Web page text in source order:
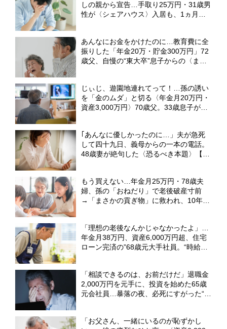
しの親から宣告…手取り25万円・31歳男
性が〈シェアハウス〉入居も、1ヵ月で
あんなにお金をかけたのに…教育費に全
振りした「年金20万・貯金300万円」72
歳父、自慢の“東大卒”息子からの〈まさ
じぃじ、遊園地連れてって！…孫の誘い
を「金のムダ」と切る〈年金月20万円・
資産3,000万円〉70歳父。33歳息子が
｢あんなに優しかったのに…」夫が急死
して四十九日、義母からの一本の電話。
48歳妻が絶句した〈恐るべき本題〉【弁
もう買えない…年金月25万円・78歳夫
婦、孫の「おねだり」で老後破産寸前
→「まさかの貢ぎ物」に救われ、10年越
「理想の老後なんかじゃなかったよ」…
年金月38万円、資産6,000万円超、住宅
ローン完済の”68歳元大手社員。“時給
「相談できるのは、お前だけだ」退職金
2,000万円を元手に、投資を始めた65歳
元会社員…暴落の夜、必死にすがった“ま
「お父さん、一緒にいるのが恥ずかし